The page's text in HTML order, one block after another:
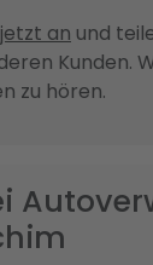
an und
Kunden.
zu hören.